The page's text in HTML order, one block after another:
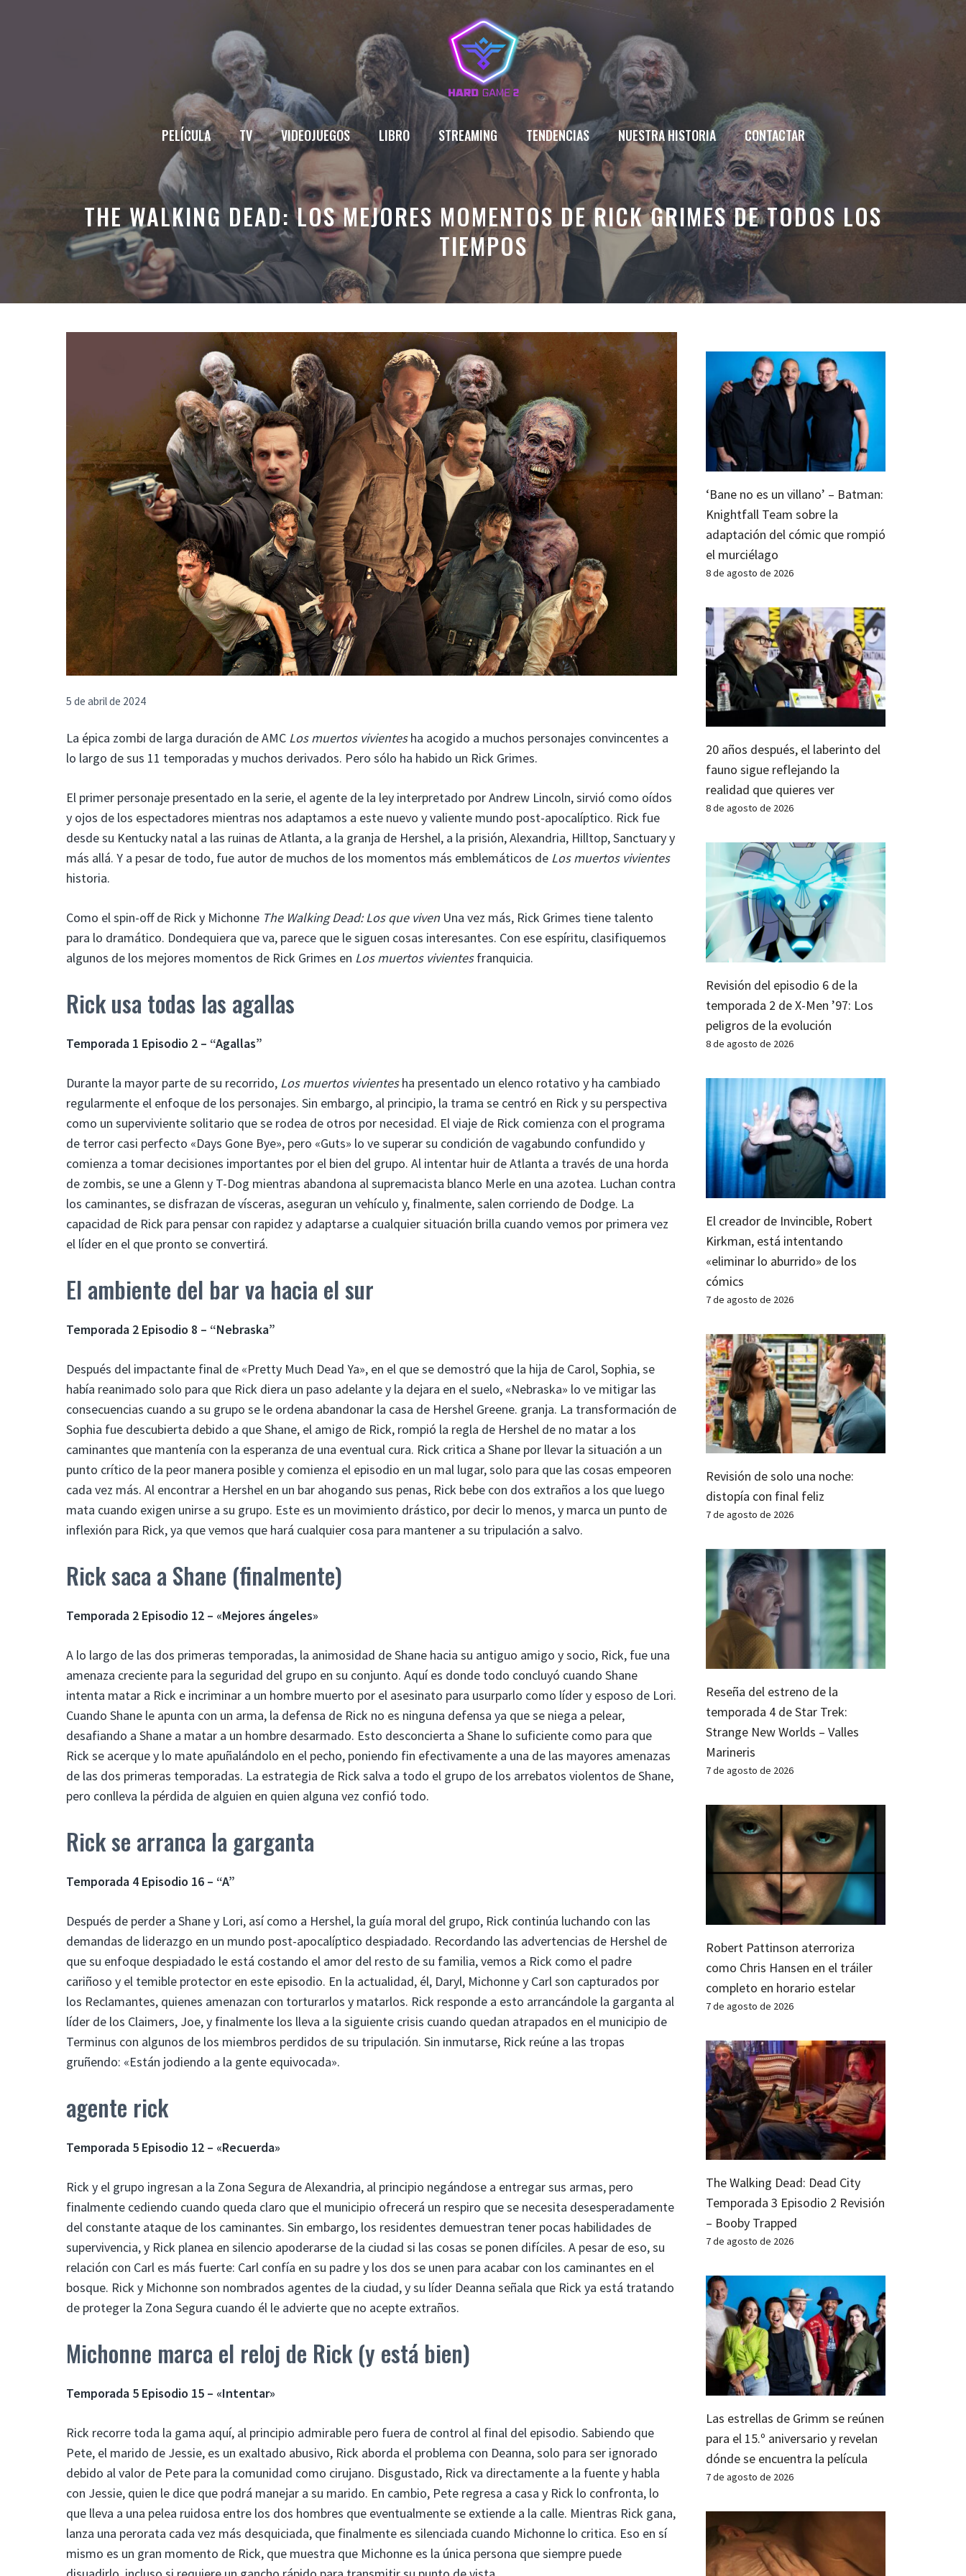
PELÍCULA TV VIDEOJUEGOS LIBRO STREAMING TENDENCIAS NUESTRA HISTORIA CONTACTAR
THE WALKING DEAD: LOS MEJORES MOMENTOS DE RICK GRIMES DE TODOS LOS
TIEMPOS
5 de abril de 2024
La épica zombi de larga duración de AMC Los muertos vivientesha acogido a muchos personajes convincentes a
lo largo de sus 11 temporadas y muchos derivados. Pero sólo ha habido un Rick Grimes.
El primer personaje presentado en la serie, el agente de la ley interpretado por Andrew Lincoln, sirvió como oídos
y ojos de los espectadores mientras nos adaptamos a este nuevo y valiente mundo post-apocalíptico. Rick fue
desde su Kentucky natal a las ruinas de Atlanta, a la granja de Hershel, a la prisión, Alexandria, Hilltop, Sanctuary y
más allá. Y a pesar de todo, fue autor de muchos de los momentos más emblemáticos de Los muertos vivientes
historia.
Como el spin-off de Rick y Michonne The Walking Dead: Los que viven Una vez más, Rick Grimes tiene talento
para lo dramático. Dondequiera que va, parece que le siguen cosas interesantes. Con ese espíritu, clasifiquemos
algunos de los mejores momentos de Rick Grimes en Los muertos vivientesfranquicia.
Rick usa todas las agallas
Temporada 1 Episodio 2 – “Agallas”
Durante la mayor parte de su recorrido, Los muertos vivientesha presentado un elenco rotativo y ha cambiado
regularmente el enfoque de los personajes. Sin embargo, al principio, la trama se centró en Rick y su perspectiva
como un superviviente solitario que se rodea de otros por necesidad. El viaje de Rick comienza con el programa
de terror casi perfecto «Days Gone Bye», pero «Guts» lo ve superar su condición de vagabundo confundido y
comienza a tomar decisiones importantes por el bien del grupo. Al intentar huir de Atlanta a través de una horda
de zombis, se une a Glenn y T-Dog mientras abandona al supremacista blanco Merle en una azotea. Luchan contra
los caminantes, se disfrazan de vísceras, aseguran un vehículo y, finalmente, salen corriendo de Dodge. La
capacidad de Rick para pensar con rapidez y adaptarse a cualquier situación brilla cuando vemos por primera vez
el líder en el que pronto se convertirá.
El ambiente del bar va hacia el sur
Temporada 2 Episodio 8 – “Nebraska”
Después del impactante final de «Pretty Much Dead Ya», en el que se demostró que la hija de Carol, Sophia, se
había reanimado solo para que Rick diera un paso adelante y la dejara en el suelo, «Nebraska» lo ve mitigar las
consecuencias cuando a su grupo se le ordena abandonar la casa de Hershel Greene. granja. La transformación de
Sophia fue descubierta debido a que Shane, el amigo de Rick, rompió la regla de Hershel de no matar a los
caminantes que mantenía con la esperanza de una eventual cura. Rick critica a Shane por llevar la situación a un
punto crítico de la peor manera posible y comienza el episodio en un mal lugar, solo para que las cosas empeoren
cada vez más. Al encontrar a Hershel en un bar ahogando sus penas, Rick bebe con dos extraños a los que luego
mata cuando exigen unirse a su grupo. Este es un movimiento drástico, por decir lo menos, y marca un punto de
inflexión para Rick, ya que vemos que hará cualquier cosa para mantener a su tripulación a salvo.
Rick saca a Shane (finalmente)
Temporada 2 Episodio 12 – «Mejores ángeles»
A lo largo de las dos primeras temporadas, la animosidad de Shane hacia su antiguo amigo y socio, Rick, fue una
amenaza creciente para la seguridad del grupo en su conjunto. Aquí es donde todo concluyó cuando Shane
intenta matar a Rick e incriminar a un hombre muerto por el asesinato para usurparlo como líder y esposo de Lori.
Cuando Shane le apunta con un arma, la defensa de Rick no es ninguna defensa ya que se niega a pelear,
desafiando a Shane a matar a un hombre desarmado. Esto desconcierta a Shane lo suficiente como para que
Rick se acerque y lo mate apuñalándolo en el pecho, poniendo fin efectivamente a una de las mayores amenazas
de las dos primeras temporadas. La estrategia de Rick salva a todo el grupo de los arrebatos violentos de Shane,
pero conlleva la pérdida de alguien en quien alguna vez confió todo.
Rick se arranca la garganta
Temporada 4 Episodio 16 – “A”
Después de perder a Shane y Lori, así como a Hershel, la guía moral del grupo, Rick continúa luchando con las
demandas de liderazgo en un mundo post-apocalíptico despiadado. Recordando las advertencias de Hershel de
que su enfoque despiadado le está costando el amor del resto de su familia, vemos a Rick como el padre
cariñoso y el temible protector en este episodio. En la actualidad, él, Daryl, Michonne y Carl son capturados por
los Reclamantes, quienes amenazan con torturarlos y matarlos. Rick responde a esto arrancándole la garganta al
líder de los Claimers, Joe, y finalmente los lleva a la siguiente crisis cuando quedan atrapados en el municipio de
Terminus con algunos de los miembros perdidos de su tripulación. Sin inmutarse, Rick reúne a las tropas
gruñendo: «Están jodiendo a la gente equivocada».
agente rick
Temporada 5 Episodio 12 – «Recuerda»
Rick y el grupo ingresan a la Zona Segura de Alexandria, al principio negándose a entregar sus armas, pero
finalmente cediendo cuando queda claro que el municipio ofrecerá un respiro que se necesita desesperadamente
del constante ataque de los caminantes. Sin embargo, los residentes demuestran tener pocas habilidades de
supervivencia, y Rick planea en silencio apoderarse de la ciudad si las cosas se ponen difíciles. A pesar de eso, su
relación con Carl es más fuerte: Carl confía en su padre y los dos se unen para acabar con los caminantes en el
bosque. Rick y Michonne son nombrados agentes de la ciudad, y su líder Deanna señala que Rick ya está tratando
de proteger la Zona Segura cuando él le advierte que no acepte extraños.
Michonne marca el reloj de Rick (y está bien)
Temporada 5 Episodio 15 – «Intentar»
Rick recorre toda la gama aquí, al principio admirable pero fuera de control al final del episodio. Sabiendo que
Pete, el marido de Jessie, es un exaltado abusivo, Rick aborda el problema con Deanna, solo para ser ignorado
debido al valor de Pete para la comunidad como cirujano. Disgustado, Rick va directamente a la fuente y habla
con Jessie, quien le dice que podrá manejar a su marido. En cambio, Pete regresa a casa y Rick lo confronta, lo
que lleva a una pelea ruidosa entre los dos hombres que eventualmente se extiende a la calle. Mientras Rick gana,
lanza una perorata cada vez más desquiciada, que finalmente es silenciada cuando Michonne lo critica. Eso en sí
mismo es un gran momento de Rick, que muestra que Michonne es la única persona que siempre puede
‘Bane no es un villano’ – Batman:
Knightfall Team sobre la
adaptación del cómic que rompió
el murciélago
8 de agosto de 2026
20 años después, el laberinto del
fauno sigue reflejando la
realidad que quieres ver
8 de agosto de 2026
Revisión del episodio 6 de la
temporada 2 de X-Men ’97: Los
peligros de la evolución
8 de agosto de 2026
El creador de Invincible, Robert
Kirkman, está intentando
«eliminar lo aburrido» de los
cómics
7 de agosto de 2026
Revisión de solo una noche:
distopía con final feliz
7 de agosto de 2026
Reseña del estreno de la
temporada 4 de Star Trek:
Strange New Worlds – Valles
Marineris
7 de agosto de 2026
Robert Pattinson aterroriza
como Chris Hansen en el tráiler
completo en horario estelar
7 de agosto de 2026
The Walking Dead: Dead City
Temporada 3 Episodio 2 Revisión
– Booby Trapped
7 de agosto de 2026
Las estrellas de Grimm se reúnen
para el 15.º aniversario y revelan
dónde se encuentra la película
7 de agosto de 2026